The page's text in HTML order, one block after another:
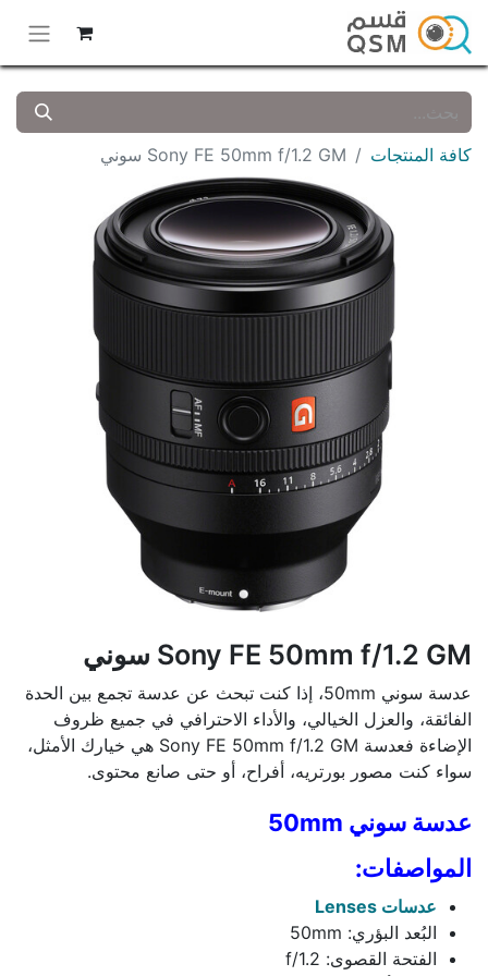
كافة المنتجات Sony FE 50mm f/1.2 GM سوني
Sony FE 50mm f/1.2 GM سوني
عدسة سوني 50mm، إذا كنت تبحث عن عدسة تجمع بين الحدة
الفائقة، والعزل الخيالي، والأداء الاحترافي في جميع ظروف
الإضاءة فعدسة Sony FE 50mm f/1.2 GM هي خيارك الأمثل،
سواء كنت مصور بورتريه، أفراح، أو حتى صانع محتوى.
عدسة سوني 50mm
المواصفات:
عدسات Lenses
البُعد البؤري: 50mm
الفتحة القصوى: f/1.2